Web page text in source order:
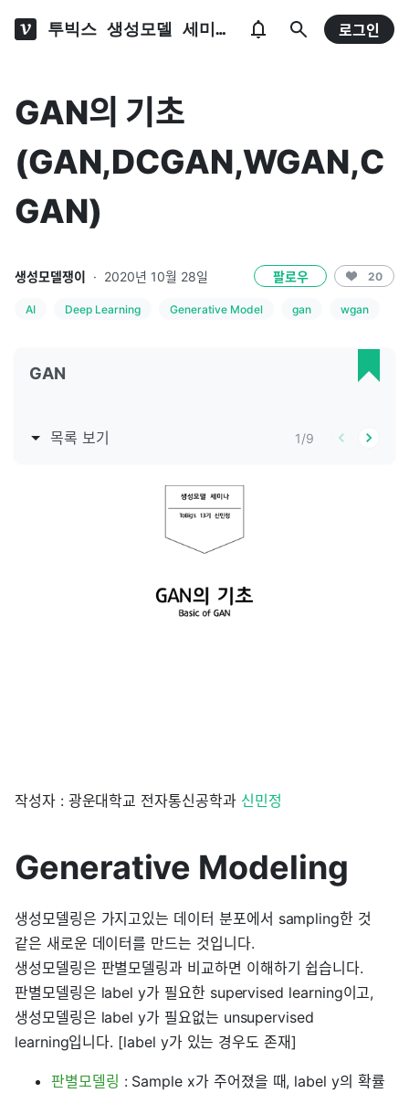
투빅스 생성모델 세미나 로그인
GAN의 기초
(GAN,DCGAN,WGAN,C
GAN)
생성모델쟁이 · 2020년 10월 28일 팔로우 20
AI Deep Learning Generative Model gan wgan
GAN
목록 보기 1/9
작성자 : 광운대학교 전자통신공학과 신민정
Generative Modeling
생성모델링은 가지고있는 데이터 분포에서 sampling한 것
같은 새로운 데이터를 만드는 것입니다.
생성모델링은 판별모델링과 비교하면 이해하기 쉽습니다.
판별모델링은 label y가 필요한 supervised learning이고,
생성모델링은 label y가 필요없는 unsupervised
learning입니다. [label y가 있는 경우도 존재]
판별모델링 : Sample x가 주어졌을 때, label y의 확률